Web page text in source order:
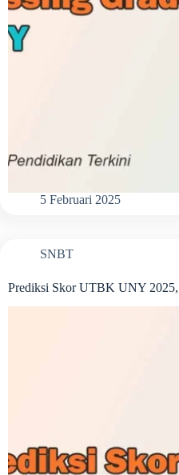
5 Februari 2025
SNBT
Prediksi Skor UTBK UNY